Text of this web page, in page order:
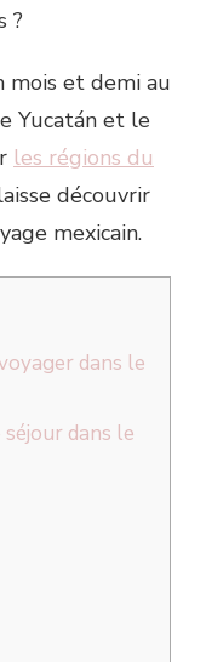
?
mois et demi au
Yucatán et le
les régions du
découvrir
mexicain.
dans le
dans le